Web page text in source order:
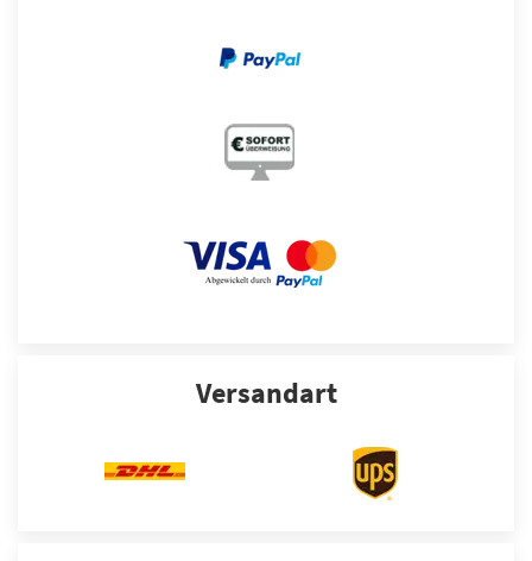
Versandart